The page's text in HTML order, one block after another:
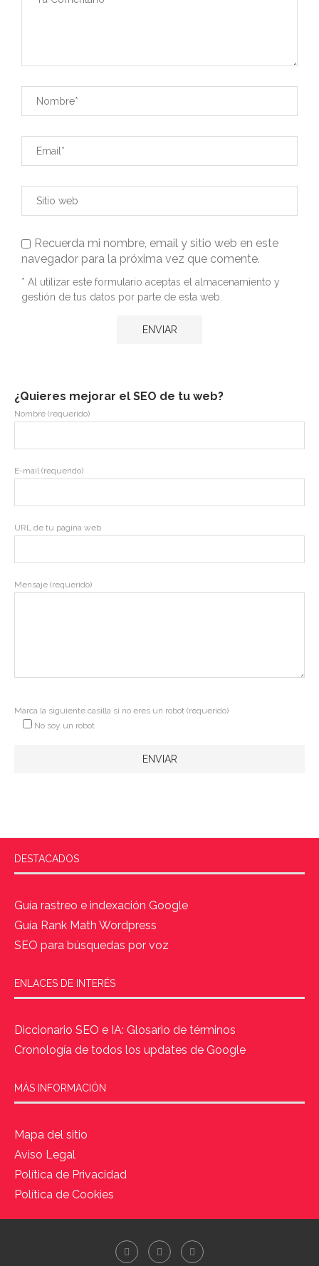
Recuerda mi nombre, email y sitio web en este
navegador para la próxima vez que comente.
* Al utilizar este formulario aceptas el almacenamiento y
gestión de tus datos por parte de esta web.
¿Quieres mejorar el SEO de tu web?
Nombre (requerido)
E-mail (requerido)
URL de tu página web
Mensaje (requerido)
Marca la siguiente casilla si no eres un robot (requerido)
No soy un robot
DESTACADOS
Guía rastreo e indexación Google
Guía Rank Math Wordpress
SEO para búsquedas por voz
ENLACES DE INTERÉS
Diccionario SEO e IA: Glosario de términos
Cronología de todos los updates de Google
MÁS INFORMACIÓN
Mapa del sitio
Aviso Legal
Política de Privacidad
Política de Cookies